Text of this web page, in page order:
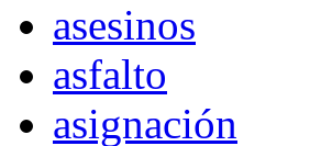
asesinos
asfalto
asignación